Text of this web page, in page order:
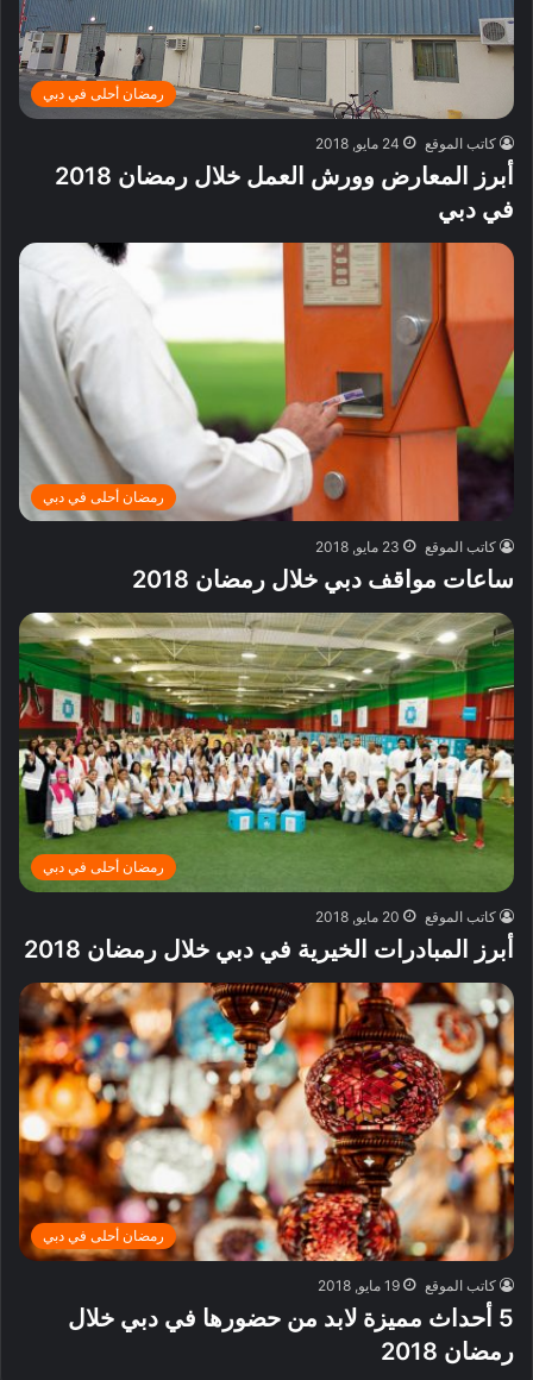
رمضان أحلى في دبي
كاتب الموقع 24 مايو, 2018
أبرز المعارض وورش العمل خلال رمضان 2018
في دبي
رمضان أحلى في دبي
كاتب الموقع 23 مايو, 2018
ساعات مواقف دبي خلال رمضان 2018
رمضان أحلى في دبي
كاتب الموقع 20 مايو, 2018
أبرز المبادرات الخيرية في دبي خلال رمضان 2018
رمضان أحلى في دبي
كاتب الموقع 19 مايو, 2018
5 أحداث مميزة لابد من حضورها في دبي خلال
رمضان 2018